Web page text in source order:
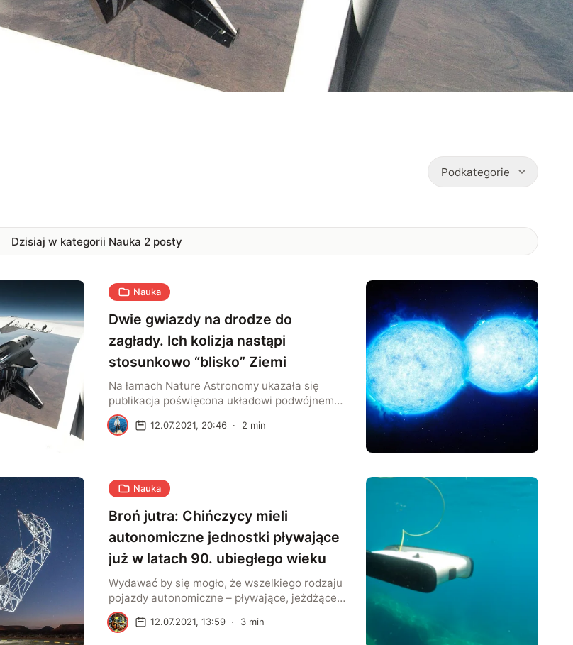
Podkategorie
Dzisiaj w kategorii Nauka 2 posty
Nauka
Dwie gwiazdy na drodze do
zagłady. Ich kolizja nastąpi
stosunkowo “blisko” Ziemi
Na łamach Nature Astronomy ukazała się
publikacja poświęcona układowi podwójnemu
gwiazd, który jest oddalony o 1500 lat
świetlnych. HD265435 składa się z białego
tworzącą drugą z gwiazd. W pewnym
stopnia, by […]
A 12.07.2021, 20:46 · 2 min
Nauka
Broń jutra: Chińczycy mieli
autonomiczne jednostki pływające
już w latach 90. ubiegłego wieku
Wydawać by się mogło, że wszelkiego rodzaju
pojazdy autonomiczne – pływające, jeżdżące,
latające – to wynalazek ostatnich lat. Nic
bardziej mylnego. Najnowsze doniesienia
A 12.07.2021, 13:59 · 3min